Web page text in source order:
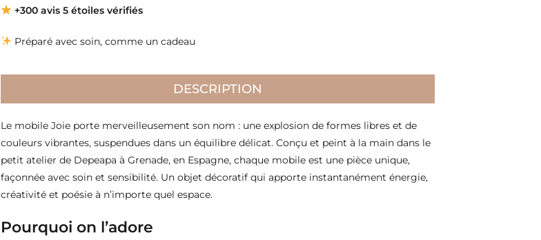
+300 avis 5 étoiles vérifiés
Préparé avec soin, comme un cadeau
DESCRIPTION
Le mobile Joie porte merveilleusement son nom : une explosion de formes libres et de
couleurs vibrantes, suspendues dans un équilibre délicat. Conçu et peint à la main dans le
petit atelier de Depeapa à Grenade, en Espagne, chaque mobile est une pièce unique,
façonnée avec soin et sensibilité. Un objet décoratif qui apporte instantanément énergie,
créativité et poésie à n’importe quel espace.
Pourquoi on l’adore